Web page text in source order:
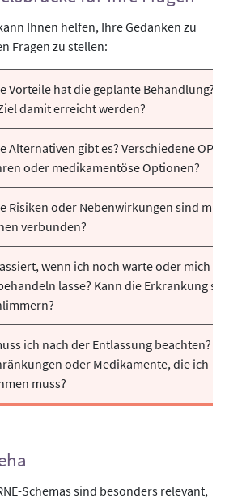
Ihnen helfen, Ihre Gedanken zu
Fragen zu stellen:
Vorteile hat die geplante Behandlung?
damit erreicht werden?
Alternativen gibt es? Verschiedene OP-
oder medikamentöse Optionen?
Risiken oder Nebenwirkungen sind mit
verbunden?
wenn ich noch warte oder mich
lasse? Kann die Erkrankung
ich nach der Entlassung beachten?
oder Medikamente, die ich
muss?
Schemas sind besonders relevant,